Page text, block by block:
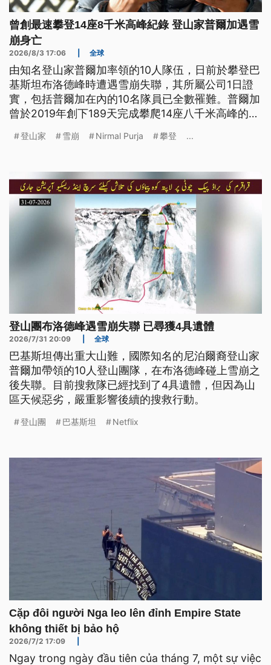
曾創最速攀登14座8千米高峰紀錄 登山家普爾加遇雪
崩身亡
2026/8/3 17:06 全球
由知名登山家普爾加率領的10人隊伍，日前於攀登巴
基斯坦布洛德峰時遭遇雪崩失聯，其所屬公司1日證
實，包括普爾加在內的10名隊員已全數罹難。普爾加
曾於2019年創下189天完成攀爬14座八千米高峰的最
峰》。
登山家 雪崩 Nirmal Purja 攀登 ...
登山團布洛德峰遇雪崩失聯 已尋獲4具遺體
2026/7/31 20:09 全球
巴基斯坦傳出重大山難，國際知名的尼泊爾裔登山家
普爾加帶領的10人登山團隊，在布洛德峰碰上雪崩之
後失聯。目前搜救隊已經找到了4具遺體，但因為山
區天候惡劣，嚴重影響後續的搜救行動。
登山團 巴基斯坦 Netflix
Cặp đôi người Nga leo lên đỉnh Empire State
không thiết bị bảo hộ
2026/7/2 17:09
Ngay trong ngày đầu tiên của tháng 7, một sự việc